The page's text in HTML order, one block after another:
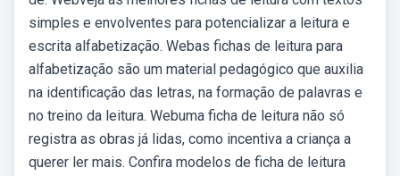
simples e envolventes para potencializar a leitura e
escrita alfabetização. Webas fichas de leitura para
alfabetização são um material pedagógico que auxilia
na identificação das letras, na formação de palavras e
no treino da leitura. Webuma ficha de leitura não só
registra as obras já lidas, como incentiva a criança a
querer ler mais. Confira modelos de ficha de leitura